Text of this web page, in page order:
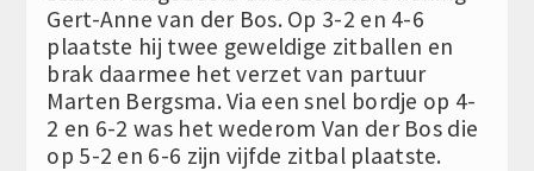
Gert-Anne van der Bos. Op 3-2 en 4-6
plaatste hij twee geweldige zitballen en
brak daarmee het verzet van partuur
Marten Bergsma. Via een snel bordje op 4-
2 en 6-2 was het wederom Van der Bos die
op 5-2 en 6-6 zijn vijfde zitbal plaatste.